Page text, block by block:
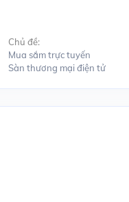
Chủ đề:
Mua sắm trực tuyến
Sàn thương mại điện tử